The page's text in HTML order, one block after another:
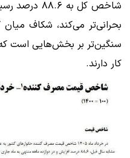
شاخص کل به
بحرانی‌تر می‌کند، شکاف
سنگین‌تر بر بخش‌هایی است
کار دارند.